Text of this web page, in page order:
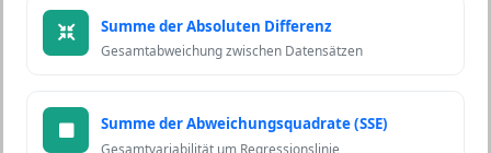
Summe der Absoluten Differenz
Gesamtabweichung zwischen Datensätzen
Summe der Abweichungsquadrate (SSE)
Gesamtvariabilität um Regressionslinie